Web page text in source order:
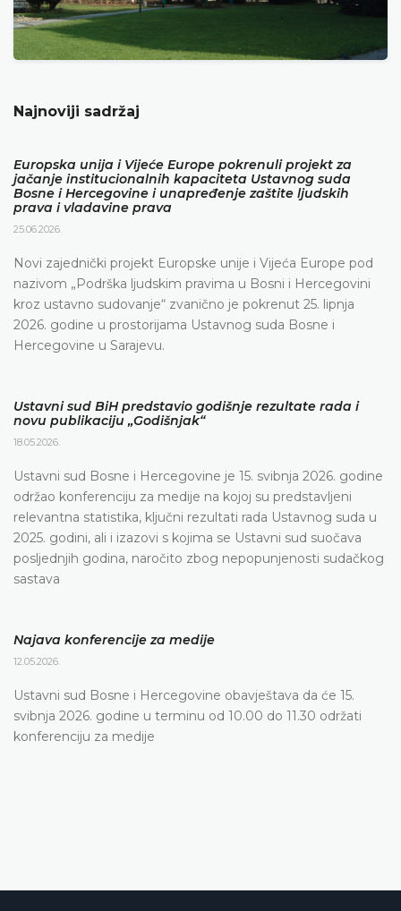
Najnoviji sadržaj
Europska unija i Vijeće Europe pokrenuli projekt za
jačanje institucionalnih kapaciteta Ustavnog suda
Bosne i Hercegovine i unapređenje zaštite ljudskih
prava i vladavine prava
25.06.2026.
Novi zajednički projekt Europske unije i Vijeća Europe pod
nazivom „Podrška ljudskim pravima u Bosni i Hercegovini
kroz ustavno sudovanje“ zvanično je pokrenut 25. lipnja
2026. godine u prostorijama Ustavnog suda Bosne i
Hercegovine u Sarajevu.
Ustavni sud BiH predstavio godišnje rezultate rada i
novu publikaciju „Godišnjak“
18.05.2026.
Ustavni sud Bosne i Hercegovine je 15. svibnja 2026. godine
održao konferenciju za medije na kojoj su predstavljeni
relevantna statistika, ključni rezultati rada Ustavnog suda u
2025. godini, ali i izazovi s kojima se Ustavni sud suočava
posljednjih godina, naročito zbog nepopunjenosti sudačkog
sastava
Najava konferencije za medije
12.05.2026.
Ustavni sud Bosne i Hercegovine obavještava da će 15.
svibnja 2026. godine u terminu od 10.00 do 11.30 održati
konferenciju za medije